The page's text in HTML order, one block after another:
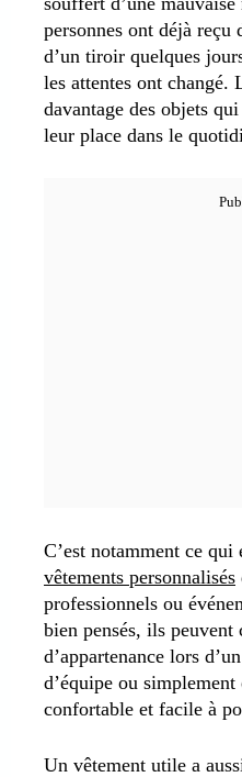
personnes ont déjà reçu
d’un tiroir quelques
les attentes ont changé.
davantage des objets
leur place dans le
C’est notamment ce qui
vêtements personnalisés
professionnels ou
bien pensés, ils peuvent
d’appartenance lors
d’équipe ou
confortable et facile à
Un vêtement utile a